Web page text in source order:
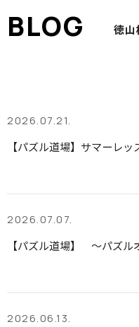
徳山
2026.07.21.
【パズル道場】サマーレッ
2026.07.07.
【パズル道場】 ～パズル
2026.06.13.